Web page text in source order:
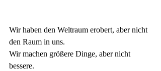
Wir haben den Weltraum erobert, aber nicht
den Raum in uns.
Wir machen größere Dinge, aber nicht
bessere.